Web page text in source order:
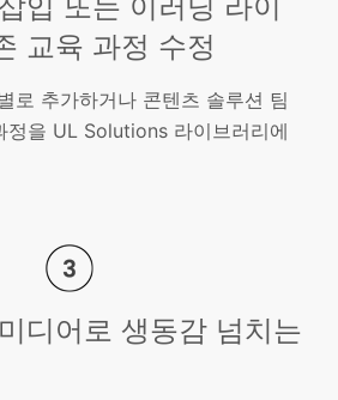
교육 과정 수정
로 추가하거나 콘텐츠 솔루션 팀
정을 UL Solutions 라이브러리에
디어로 생동감 넘치는